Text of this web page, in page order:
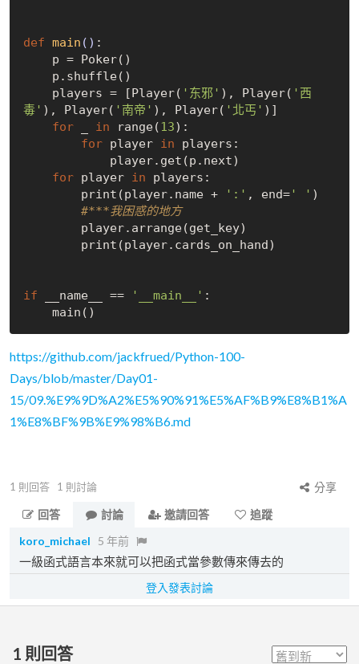
def main () :
    players = [Player(
'东邪' ), Player( '西
毒' ), Player( '南帝' ), Player( '北丐' )]
for _ in range(13):
for player in players:
for player in players:
        print(player.name +
':' , end=' ' )
#***我困惑的地方
if __name__ == '__main__' :
https://github.com/jackfrued/Python-100-
Days/blob/master/Day01-
15/09.%E9%9D%A2%E5%90%91%E5%AF%B9%E8%B1%A
1%E8%BF%9B%E9%98%B6.md
1 則回答 1 則討論
分享
回答
討論 邀請回答
追蹤
koro_michael
5 年前
一級函式語言本來就可以把函式當參數傳來傳去的
登入發表討論
1 則回答